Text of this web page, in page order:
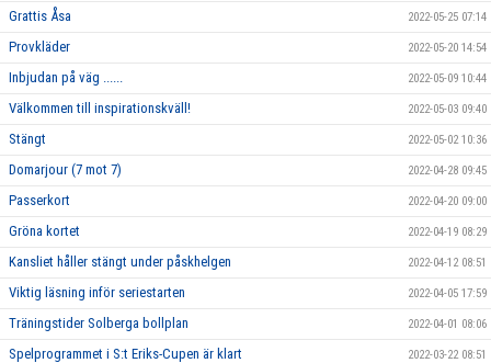
Grattis Åsa 2022-05-25 07:14
Provkläder 2022-05-20 14:54
Inbjudan på väg ...... 2022-05-09 10:44
Välkommen till inspirationskväll! 2022-05-03 09:40
Stängt 2022-05-02 10:36
Domarjour (7 mot 7) 2022-04-28 09:45
Passerkort 2022-04-20 09:00
Gröna kortet 2022-04-19 08:29
Kansliet håller stängt under påskhelgen 2022-04-12 08:51
Viktig läsning inför seriestarten 2022-04-05 17:59
Träningstider Solberga bollplan 2022-04-01 08:06
Spelprogrammet i S:t Eriks-Cupen är klart 2022-03-22 08:51